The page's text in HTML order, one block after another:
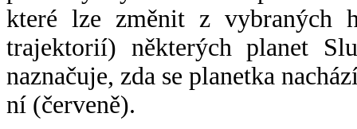
které lze změnit z vybraných
trajektorií) některých planet
naznačuje, zda se planetka
ní (červeně).